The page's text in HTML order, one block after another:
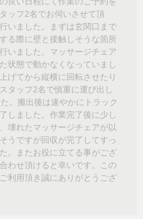
ッフ2名でお伺いさせて頂
いました。まずは玄関口まで
る際に壁と接触しそうな箇所
いました。マッサージチェア
状態で動かなくなっていまし
げてから縦横に回転させたり
タッフ2名で慎重に運び出し
。搬出後は速やかにトラック
しました。作業完了後に少し
壊れたマッサージチェアが以
うですが回収が完了してすっ
。またお役に立てる事がござ
わせ頂けると幸いです。この
利用頂き誠にありがとうござ